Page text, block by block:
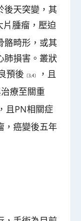
後天突變，其
片腫瘤，壓迫
骼畸形，或其
肺損害。叢狀
預後 〔3,4〕
，且
療至關重
且PN相關症
，癌變後五年